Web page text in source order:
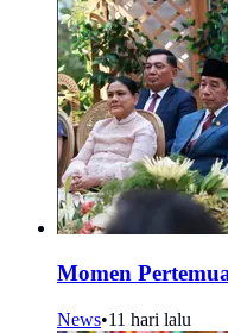
Momen
News•11 hari lalu